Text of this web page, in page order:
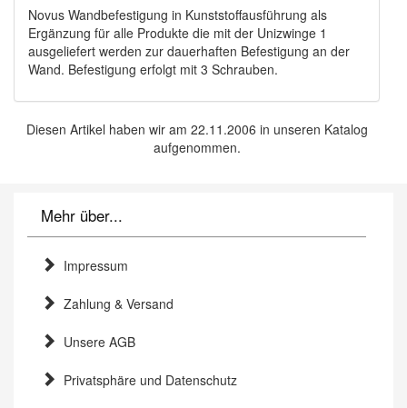
Novus Wandbefestigung in Kunststoffausführung als
Ergänzung für alle Produkte die mit der Unizwinge 1
ausgeliefert werden zur dauerhaften Befestigung an der
Wand. Befestigung erfolgt mit 3 Schrauben.
Diesen Artikel haben wir am 22.11.2006 in unseren Katalog
aufgenommen.
Mehr über...
Impressum
Zahlung & Versand
Unsere AGB
Privatsphäre und Datenschutz